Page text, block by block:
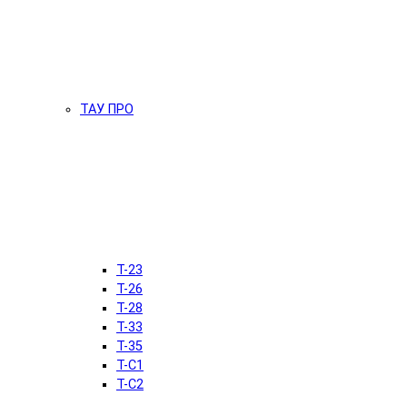
ТАУ ПРО
T-23
T-26
T-28
T-33
T-35
T-C1
T-C2